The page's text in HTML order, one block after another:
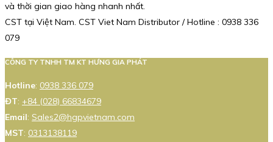
và thời gian giao hàng nhanh nhất.
CST tại Việt Nam. CST Viet Nam Distributor / Hotline : 0938 336
079
CÔNG TY TNHH TM KT HƯNG GIA PHÁT
Hotline: 0938 336 079
ĐT: +84 (028) 66834679
Email: Sales2@hgpvietnam.com
MST: 0313138119